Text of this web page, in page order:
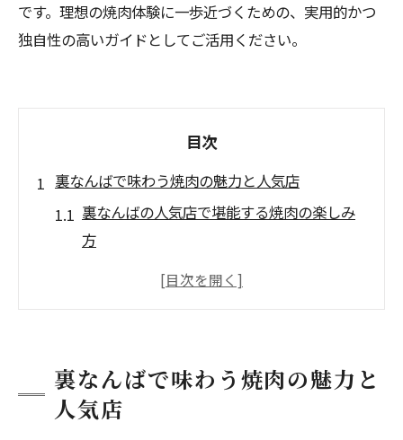
です。理想の焼肉体験に一歩近づくための、実用的かつ
独自性の高いガイドとしてご活用ください。
目次
裏なんばで味わう焼肉の魅力と人気店
裏なんばの人気店で堪能する焼肉の楽しみ
方
難波焼肉で注目の裏なんば穴場人気店情報
裏なんばで体験できる焼肉となんばの人気
店
裏なんばで味わう焼肉の魅力と
人気店